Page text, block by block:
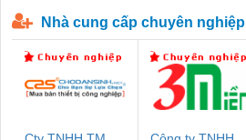
Nhà cung cấp chuyên nghiệp